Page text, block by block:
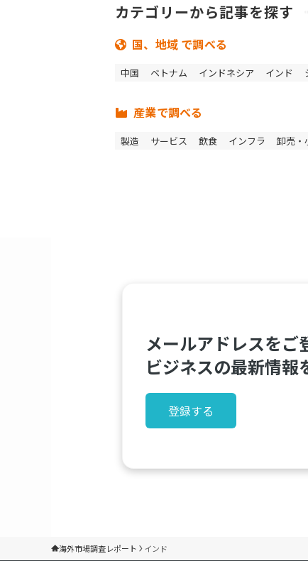
カテゴリーから記事を探す
国、地域 で調べる
中国 ベトナム インドネシア インド
産業で調べる
製造 サービス 飲食 インフラ 卸売・
メールアドレスをご
ビジネスの最新情報
登録する
海外市場調査レポート インド